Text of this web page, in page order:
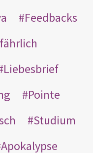
Feedbacks
Liebesbrief
Pointe
Studium
Apokalypse